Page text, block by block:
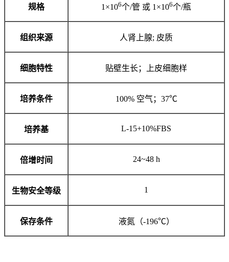
规格 1×106个/管 或 1×106个/瓶
组织来源 人肾上腺; 皮质
细胞特性 贴壁生长；上皮细胞样
培养条件 100% 空气；37℃
培养基 L-15+10%FBS
倍增时间 24~48 h
生物安全等级 1
保存条件 液氮（-196℃）